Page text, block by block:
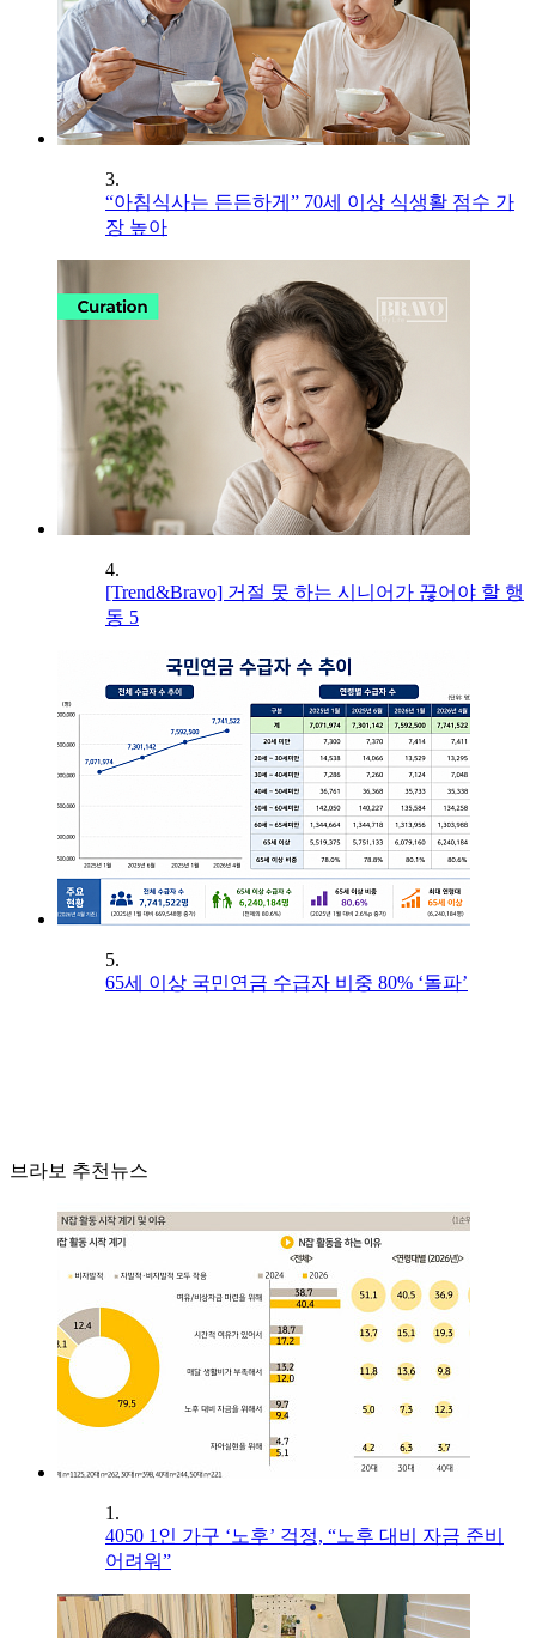
3.
“아침식사는 든든하게” 70세 이상 식생활 점수 가
장 높아
4.
[Trend&Bravo] 거절 못 하는 시니어가 끊어야 할 행
동 5
5.
65세 이상 국민연금 수급자 비중 80% ‘돌파’
브라보 추천뉴스
1.
4050 1인 가구 ‘노후’ 걱정, “노후 대비 자금 준비
어려워”